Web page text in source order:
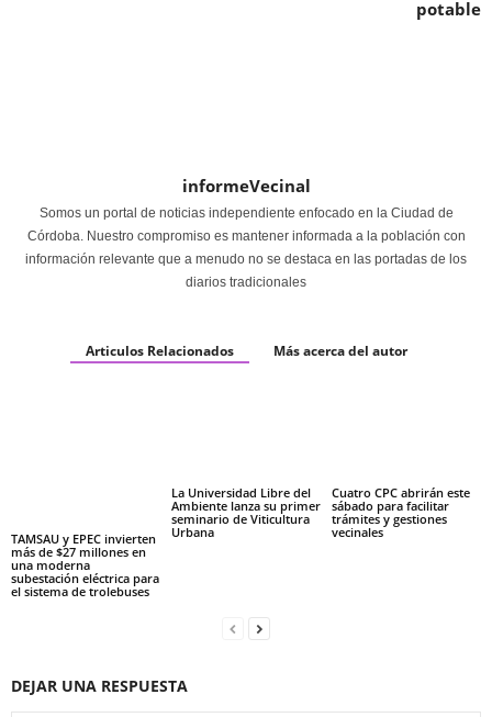
potable
informeVecinal
Somos un portal de noticias independiente enfocado en la Ciudad de
Córdoba. Nuestro compromiso es mantener informada a la población con
información relevante que a menudo no se destaca en las portadas de los
diarios tradicionales
Articulos Relacionados Más acerca del autor
TAMSAU y EPEC invierten
más de $27 millones en
una moderna
subestación eléctrica para
el sistema de trolebuses
La Universidad Libre del
Ambiente lanza su primer
seminario de Viticultura
Urbana
Cuatro CPC abrirán este
sábado para facilitar
trámites y gestiones
vecinales
DEJAR UNA RESPUESTA